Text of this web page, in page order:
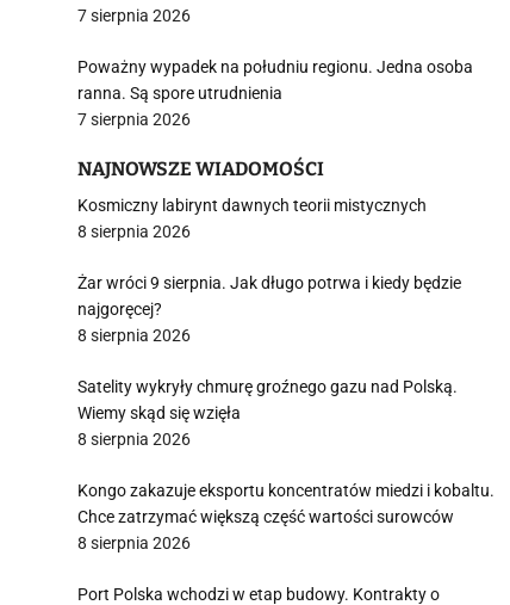
7 sierpnia 2026
Poważny wypadek na południu regionu. Jedna osoba
ranna. Są spore utrudnienia
7 sierpnia 2026
NAJNOWSZE WIADOMOŚCI
Kosmiczny labirynt dawnych teorii mistycznych
8 sierpnia 2026
Żar wróci 9 sierpnia. Jak długo potrwa i kiedy będzie
najgoręcej?
8 sierpnia 2026
Satelity wykryły chmurę groźnego gazu nad Polską.
Wiemy skąd się wzięła
8 sierpnia 2026
Kongo zakazuje eksportu koncentratów miedzi i kobaltu.
Chce zatrzymać większą część wartości surowców
8 sierpnia 2026
Port Polska wchodzi w etap budowy. Kontrakty o